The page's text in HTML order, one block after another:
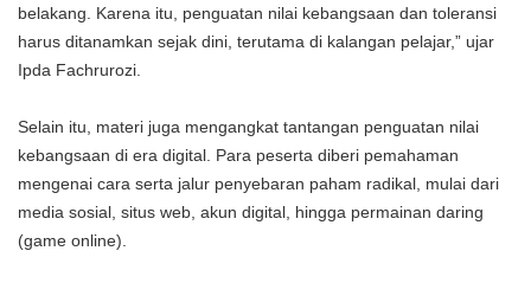
belakang. Karena itu, penguatan nilai kebangsaan dan toleransi
harus ditanamkan sejak dini, terutama di kalangan pelajar,” ujar
Ipda Fachrurozi.
Selain itu, materi juga mengangkat tantangan penguatan nilai
kebangsaan di era digital. Para peserta diberi pemahaman
mengenai cara serta jalur penyebaran paham radikal, mulai dari
media sosial, situs web, akun digital, hingga permainan daring
(game online).